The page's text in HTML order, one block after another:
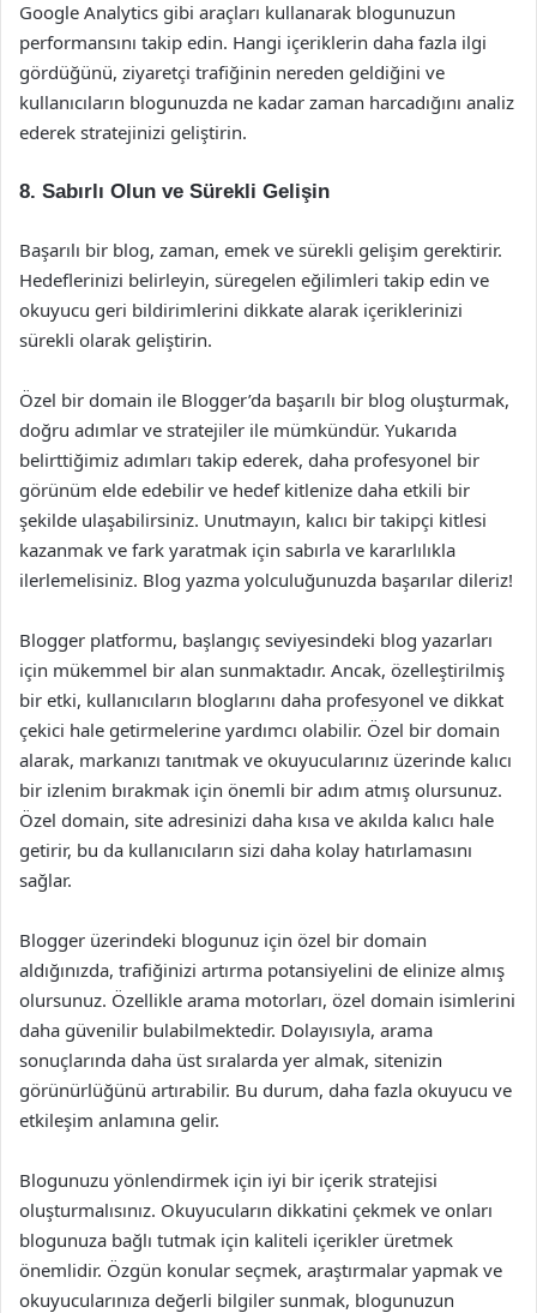
Google Analytics gibi araçları kullanarak blogunuzun
performansını takip edin. Hangi içeriklerin daha fazla ilgi
gördüğünü, ziyaretçi trafiğinin nereden geldiğini ve
kullanıcıların blogunuzda ne kadar zaman harcadığını analiz
ederek stratejinizi geliştirin.
8. Sabırlı Olun ve Sürekli Gelişin
Başarılı bir blog, zaman, emek ve sürekli gelişim gerektirir.
Hedeflerinizi belirleyin, süregelen eğilimleri takip edin ve
okuyucu geri bildirimlerini dikkate alarak içeriklerinizi
sürekli olarak geliştirin.
Özel bir domain ile Blogger’da başarılı bir blog oluşturmak,
doğru adımlar ve stratejiler ile mümkündür. Yukarıda
belirttiğimiz adımları takip ederek, daha profesyonel bir
görünüm elde edebilir ve hedef kitlenize daha etkili bir
şekilde ulaşabilirsiniz. Unutmayın, kalıcı bir takipçi kitlesi
kazanmak ve fark yaratmak için sabırla ve kararlılıkla
ilerlemelisiniz. Blog yazma yolculuğunuzda başarılar dileriz!
Blogger platformu, başlangıç seviyesindeki blog yazarları
için mükemmel bir alan sunmaktadır. Ancak, özelleştirilmiş
bir etki, kullanıcıların bloglarını daha profesyonel ve dikkat
çekici hale getirmelerine yardımcı olabilir. Özel bir domain
alarak, markanızı tanıtmak ve okuyucularınız üzerinde kalıcı
bir izlenim bırakmak için önemli bir adım atmış olursunuz.
Özel domain, site adresinizi daha kısa ve akılda kalıcı hale
getirir, bu da kullanıcıların sizi daha kolay hatırlamasını
sağlar.
Blogger üzerindeki blogunuz için özel bir domain
aldığınızda, trafiğinizi artırma potansiyelini de elinize almış
olursunuz. Özellikle arama motorları, özel domain isimlerini
daha güvenilir bulabilmektedir. Dolayısıyla, arama
sonuçlarında daha üst sıralarda yer almak, sitenizin
görünürlüğünü artırabilir. Bu durum, daha fazla okuyucu ve
etkileşim anlamına gelir.
Blogunuzu yönlendirmek için iyi bir içerik stratejisi
oluşturmalısınız. Okuyucuların dikkatini çekmek ve onları
blogunuza bağlı tutmak için kaliteli içerikler üretmek
önemlidir. Özgün konular seçmek, araştırmalar yapmak ve
okuyucularınıza değerli bilgiler sunmak, blogunuzun